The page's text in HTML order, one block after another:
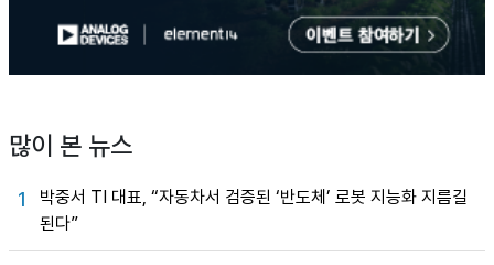
많이 본 뉴스
1
박중서 TI 대표, “자동차서 검증된 ‘반도체’ 로봇 지능화 지름길
된다”